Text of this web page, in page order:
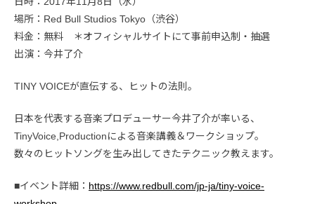
場所：Red Bull Studios Tokyo（渋谷）
料金：無料 ＊オフィシャルサイトにて事前申込制・抽選
出演：今井了介
TINY VOICEが直伝する、ヒットの法則。
日本を代表する音楽プロデューサー今井了介が率いる、
TinyVoice,Productionによる音楽講義＆ワークショップ。
数々のヒットソングを生み出してきたテクニック教えます。
■イベント詳細： https://www.redbull.com/jp-ja/tiny-voice-